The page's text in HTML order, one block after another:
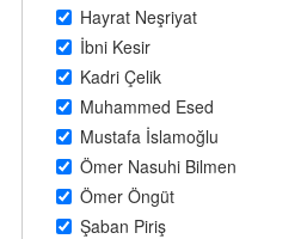
Hayrat Neşriyat
İbni Kesir
Kadri Çelik
Muhammed Esed
Mustafa İslamoğlu
Ömer Nasuhi Bilmen
Ömer Öngüt
Şaban Piriş